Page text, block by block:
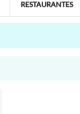
RESTAURANTES